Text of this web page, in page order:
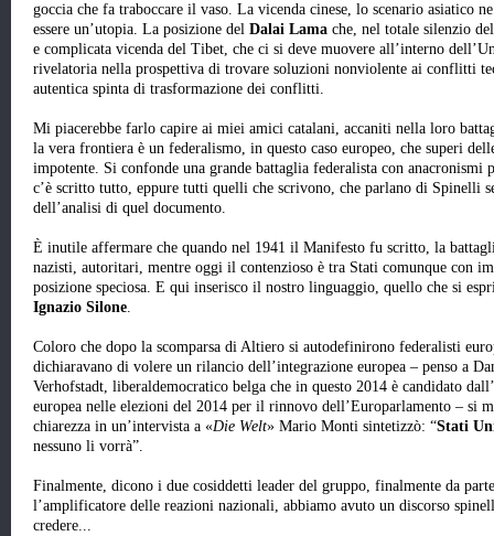
goccia che fa traboccare il vaso. La vicenda cinese, lo scenario asiatico
essere un’utopia. La posizione del Dalai Lama che, nel totale silenzio
e complicata vicenda del Tibet, che ci si deve muovere all’interno
rivelatoria nella prospettiva di trovare soluzioni nonviolente ai conflitti
autentica spinta di trasformazione dei conflitti.
Mi piacerebbe farlo capire ai miei amici catalani, accaniti nella loro
la vera frontiera è un federalismo, in questo caso europeo, che superi
impotente. Si confonde una grande battaglia federalista con
c’è scritto tutto, eppure tutti quelli che scrivono, che parlano di Spinelli
dell’analisi di quel documento.
È inutile affermare che quando nel 1941 il Manifesto fu scritto, la
nazisti, autoritari, mentre oggi il contenzioso è tra Stati comunque con
posizione speciosa. E qui inserisco il nostro linguaggio, quello che si
Ignazio Silone.
Coloro che dopo la scomparsa di Altiero si autodefinirono federalisti
dichiaravano di volere un rilancio dell’integrazione europea – penso a
Verhofstadt, liberaldemocratico belga che in questo 2014 è candidato
europea nelle elezioni del 2014 per il rinnovo dell’Europarlamento – si
chiarezza in un’intervista a «Die Welt» Mario Monti sintetizzò: “Stati
nessuno li vorrà”.
Finalmente, dicono i due cosiddetti leader del gruppo, finalmente da
l’amplificatore delle reazioni nazionali, abbiamo avuto un discorso
credere...